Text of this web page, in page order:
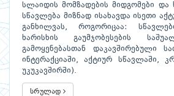
სლაიდის მომზადების მიდგომები და
სწავლება მიზნად ისახავდა ისეთი
განხილვას, როგორიცაა:
ხარისხის გაუმჯობესების
გამოყენებასთან დაკავშირებული
ინტერაქციაში, აქტიურ სწავლაში,
უკუკავშირში).
სრულად